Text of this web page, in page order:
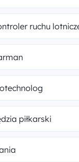
ruchu
piłkarski